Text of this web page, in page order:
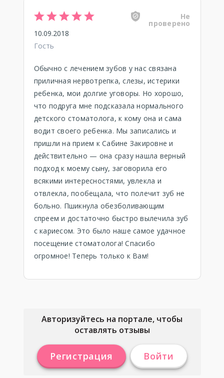
Не
проверено
10.09.2018
Гость
Обычно с лечением зубов у нас связана
приличная нервотрепка, слезы, истерики
ребенка, мои долгие уговоры. Но хорошо,
что подруга мне подсказала нормального
детского стоматолога, к кому она и сама
водит своего ребенка. Мы записались и
пришли на прием к Сабине Закировне и
действительно — она сразу нашла верный
подход к моему сыну, заговорила его
всякими интересностями, увлекла и
отвлекла, пообещала, что полечит зуб не
больно. Пшикнула обезболивающим
спреем и достаточно быстро вылечила зуб
с кариесом. Это было наше самое удачное
посещение стоматолога! Спасибо
огромное! Теперь только к Вам!
Авторизуйтесь на портале, чтобы
оставлять отзывы
Регистрация Войти